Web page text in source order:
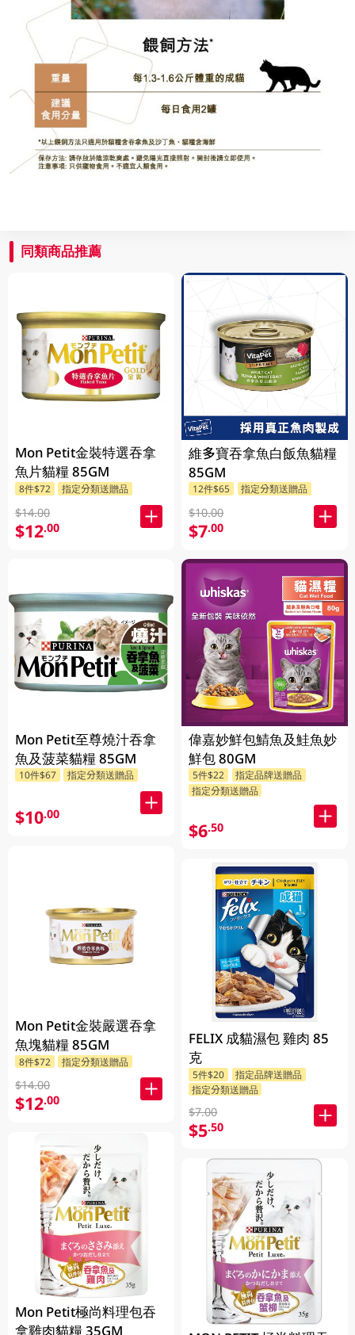
同類商品推薦
Mon Petit金裝特選吞拿
魚片貓糧 85GM
8件$72 指定分類送贈品
$14.00
$12.00
Mon Petit至尊燒汁吞拿
魚及菠菜貓糧 85GM
10件$67 指定分類送贈品
$10.00
Mon Petit金裝嚴選吞拿
魚塊貓糧 85GM
8件$72 指定分類送贈品
$14.00
$12.00
Mon Petit極尚料理包吞
拿雞肉貓糧 35GM
維多寶吞拿魚白飯魚貓糧
85GM
12件$65 指定分類送贈品
$10.00
$7.00
偉嘉妙鮮包鯖魚及鮭魚妙
鮮包 80GM
5件$22
指定品牌送贈品
指定分類送贈品
$6.50
FELIX 成貓濕包 雞肉 85
克
5件$20
指定品牌送贈品
指定分類送贈品
$7.00
$5.50